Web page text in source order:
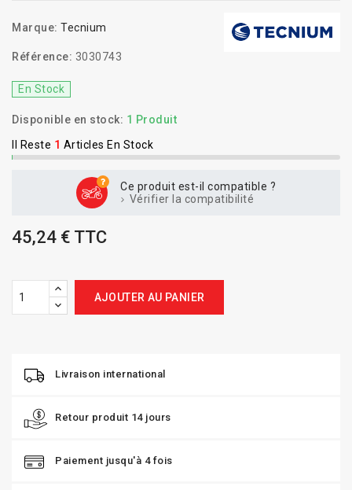
Marque: Tecnium
Référence: 3030743
En Stock
Disponible en stock: 1 Produit
Il Reste 1 Articles En Stock
Ce produit est-il compatible ?
Vérifier la compatibilité
45,24 € TTC
AJOUTER AU PANIER
Livraison international
Retour produit 14 jours
Paiement jusqu'à 4 fois